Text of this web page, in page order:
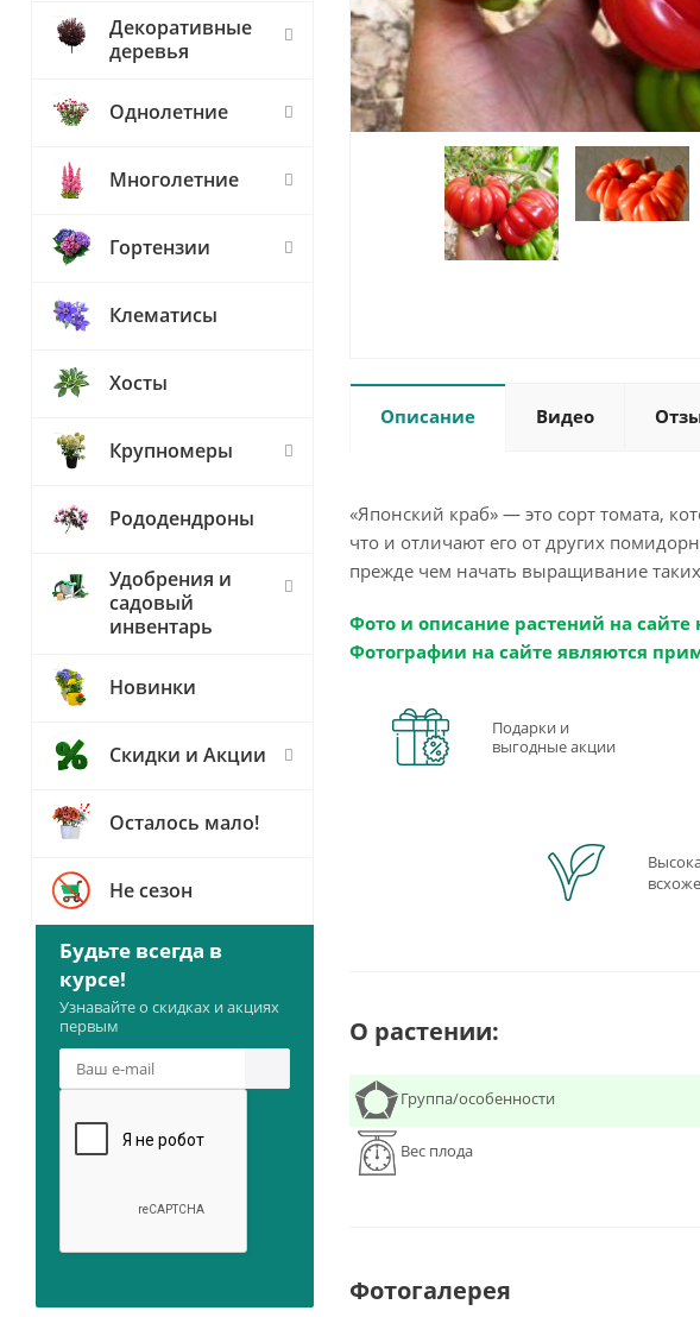
Описание Видео
«Японский краб» — это сорт томата,
что и отличают его от других
прежде чем начать выращивание
Фото и описание растений на
Фотографии на сайте являются
Подарки и
выгодные акции
О растении:
Группа/особенности
Вес плода
Фотогалерея
Декоративные
деревья
Однолетние
Многолетние
Гортензии
Клематисы
Хосты
Крупномеры
Рододендроны
Удобрения и
садовый
инвентарь
Новинки
Скидки и Акции
Осталось мало!
Не сезон
Будьте всегда в
курсе!
Узнавайте о скидках и акциях
первым